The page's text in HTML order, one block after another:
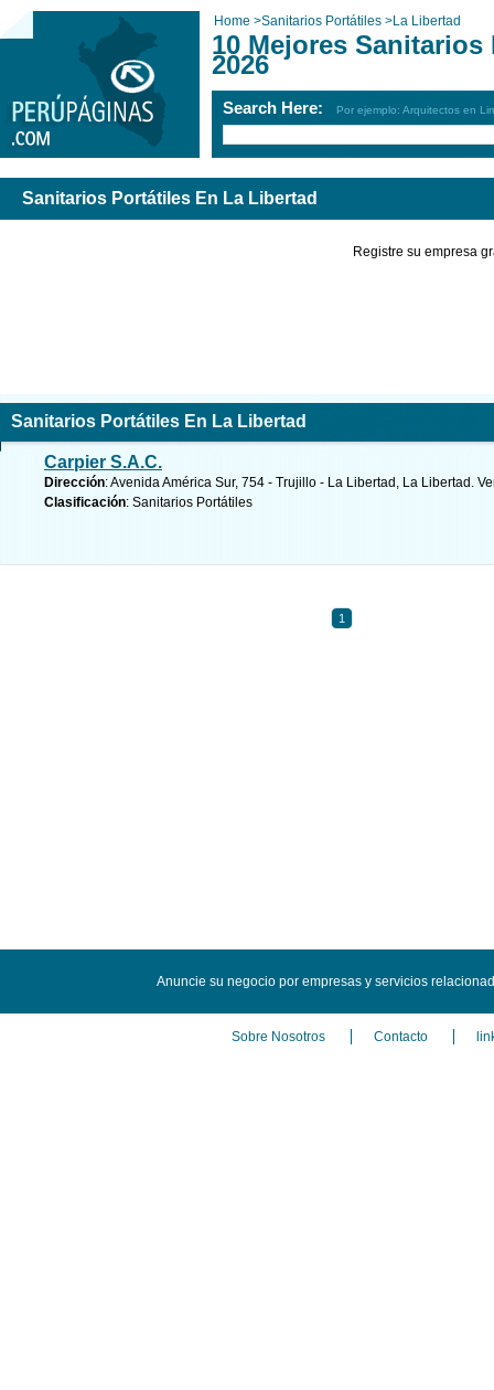
Home >Sanitarios Portátiles >La Libertad
10 Mejores
2026
Search Here: Por ejemplo: Arquitectos en
Sanitarios Portátiles En La Libertad
Registre su empresa
Sanitarios Portátiles En La Libertad
Carpier S.A.C.
Dirección: Avenida América Sur, 754 - Trujillo - La Libertad, La Libertad.
Clasificación: Sanitarios Portátiles
1
Anuncie su negocio por empresas y servicios
Sobre Nosotros Contacto